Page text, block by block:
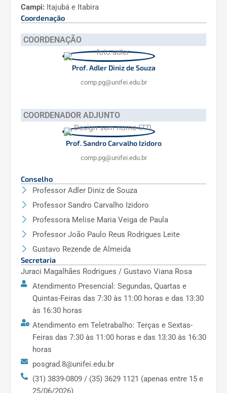
avançadas e metodologias rigorosas.
Atuação Interdisciplinar: Capacidade de
colaborando com profissionais de
diversas áreas para o desenvolvimento de
soluções inovadoras.
Engajamento na Difusão do
científicas, apresentações em eventos
acadêmicos e tecnológicos, além da
produção de software e patentes.
Compromisso com a aplicação ética do
em consideração impactos sociais,
econômicos e ambientais.
Formação sólida para atuar como
docente e pesquisador em instituições de
ensino superior, contribuindo para a
formação de novas gerações de
profissionais da área.
Os egressos do programa devem demonstrar
essas competências por meio de sua
participação em pesquisas e desenvolvimento
de tecnologias, devendo contribuir, pelo menos,
com: (i) um artigo científico publicado em
congresso de reconhecido valor, (ii) o registro
de uma patente ou software e (iii) um pitch de
Campi: Itajubá e Itabira
Coordenação
COORDENAÇÃO
Prof. Adler Diniz de Souza
comp.pg@unifei.edu.br
COORDENADOR ADJUNTO
Prof. Sandro Carvalho Izidoro
comp.pg@unifei.edu.br
Conselho
Professor Adler Diniz de Souza
Professor Sandro Carvalho Izidoro
Professora Melise Maria Veiga de Paula
Professor João Paulo Reus Rodrigues Leite
Gustavo Rezende de Almeida
Secretaria
Juraci Magalhães Rodrigues / Gustavo Viana Rosa
Atendimento Presencial: Segundas, Quartas e
Quintas-Feiras das 7:30 às 11:00 horas e das 13:30
às 16:30 horas
Atendimento em Teletrabalho: Terças e Sextas-
Feiras das 7:30 às 11:00 horas e das 13:30 às 16:30
horas
posgrad.8@unifei.edu.br
(31) 3839-0809 / (35) 3629 1121 (apenas entre 15 e
25/06/2026)